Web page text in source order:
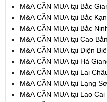
M&A CẦN MUA tại Bắc
M&A CẦN MUA tại Bắc Kạn
M&A CẦN MUA tại Bắc
M&A CẦN MUA tại Cao
M&A CẦN MUA tại Điện
M&A CẦN MUA tại Hà
M&A CẦN MUA tại Lai
M&A CẦN MUA tại Lạng
M&A CẦN MUA tại Lao Cai